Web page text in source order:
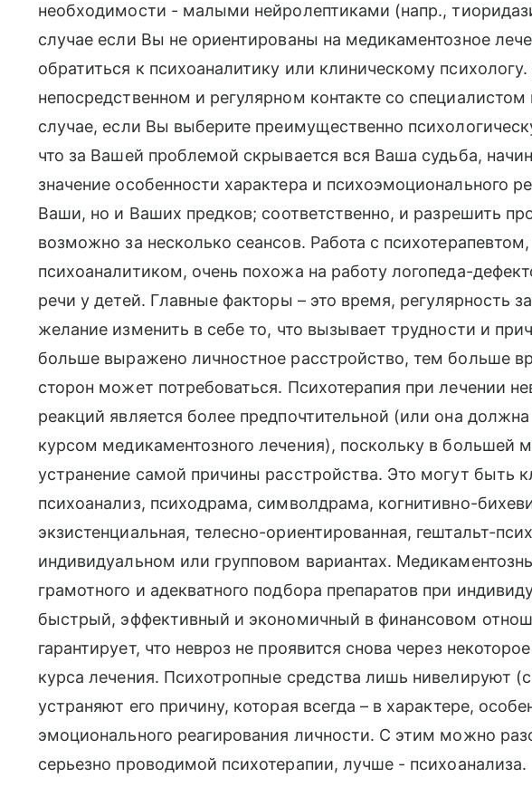
необходимости - малыми нейролептиками (напр.,
случае если Вы не ориентированы на медикаментозное
обратиться к психоаналитику или клиническому
непосредственном и регулярном контакте со специалистом
случае, если Вы выберите преимущественно
что за Вашей проблемой скрывается вся Ваша судьба,
значение особенности характера и психоэмоционального
Ваши, но и Ваших предков; соответственно, и разрешить
возможно за несколько сеансов. Работа с
психоаналитиком, очень похожа на работу логопеда-
речи у детей. Главные факторы – это время, регулярность
желание изменить в себе то, что вызывает трудности и
больше выражено личностное расстройство, тем больше
сторон может потребоваться. Психотерапия при лечении
реакций является более предпочтительной (или она
курсом медикаментозного лечения), поскольку в большей
устранение самой причины расстройства. Это могут быть
психоанализ, психодрама, символдрама, когнитивно-
экзистенциальная, телесно-ориентированная, гештальт-
индивидуальном или групповом вариантах.
грамотного и адекватного подбора препаратов при
быстрый, эффективный и экономичный в финансовом
гарантирует, что невроз не проявится снова через
курса лечения. Психотропные средства лишь нивелируют
устраняют его причину, которая всегда – в характере,
эмоционального реагирования личности. С этим можно
серьезно проводимой психотерапии, лучше - психоанализа.